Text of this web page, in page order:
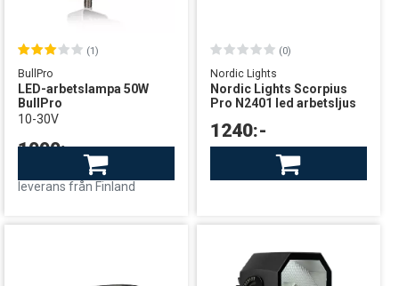
BullPro
LED-arbetslampa 50W
BullPro
10-30V
(1)
1090:-
leverans från Finland
Nordic Lights
Nordic Lights Scorpius
Pro N2401 led arbetsljus
(0)
1240:-
Finns i lager
leverans från centrallager